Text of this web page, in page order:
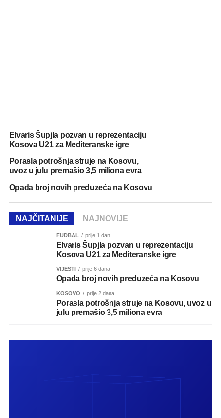
Elvaris Šupjla pozvan u reprezentaciju
Kosova U21 za Mediteranske igre
Porasla potrošnja struje na Kosovu,
uvoz u julu premašio 3,5 miliona evra
Opada broj novih preduzeća na Kosovu
NAJČITANIJE NAJNOVIJE
FUDBAL prije 1 dan
Elvaris Šupjla pozvan u reprezentaciju
Kosova U21 za Mediteranske igre
VIJESTI prije 6 dana
Opada broj novih preduzeća na Kosovu
KOSOVO prije 2 dana
Porasla potrošnja struje na Kosovu, uvoz u
julu premašio 3,5 miliona evra